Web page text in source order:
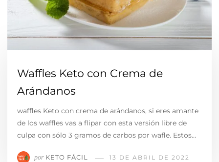
Waffles Keto con Crema de
Arándanos
waffles Keto con crema de arándanos, si eres amante
de los waffles vas a flipar con esta versión libre de
culpa con sólo 3 gramos de carbos por wafle. Estos…
por KETO FÁCIL 13 DE ABRIL DE 2022